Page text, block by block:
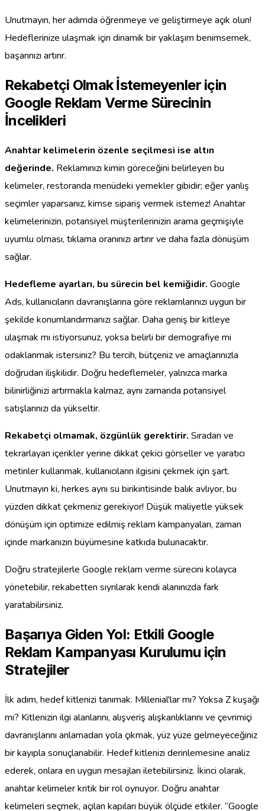
Unutmayın, her adımda öğrenmeye ve geliştirmeye açık olun!
Hedeflerinize ulaşmak için dinamik bir yaklaşım benimsemek,
başarınızı artırır.
Rekabetçi Olmak İstemeyenler için
Google Reklam Verme Sürecinin
İncelikleri
Anahtar kelimelerin özenle seçilmesi ise altın
değerinde. Reklamınızı kimin göreceğini belirleyen bu
kelimeler, restoranda menüdeki yemekler gibidir; eğer yanlış
seçimler yaparsanız, kimse sipariş vermek istemez! Anahtar
kelimelerinizin, potansiyel müşterilerinizin arama geçmişiyle
uyumlu olması, tıklama oranınızı artırır ve daha fazla dönüşüm
sağlar.
Hedefleme ayarları, bu sürecin bel kemiğidir. Google
Ads, kullanıcıların davranışlarına göre reklamlarınızı uygun bir
şekilde konumlandırmanızı sağlar. Daha geniş bir kitleye
ulaşmak mı istiyorsunuz, yoksa belirli bir demografiye mi
odaklanmak istersiniz? Bu tercih, bütçeniz ve amaçlarınızla
doğrudan ilişkilidir. Doğru hedeflemeler, yalnızca marka
bilinirliğinizi artırmakla kalmaz, aynı zamanda potansiyel
satışlarınızı da yükseltir.
Rekabetçi olmamak, özgünlük gerektirir. Sıradan ve
tekrarlayan içerikler yerine dikkat çekici görseller ve yaratıcı
metinler kullanmak, kullanıcıların ilgisini çekmek için şart.
Unutmayın ki, herkes aynı su birikintisinde balık avlıyor, bu
yüzden dikkat çekmeniz gerekiyor! Düşük maliyetle yüksek
dönüşüm için optimize edilmiş reklam kampanyaları, zaman
içinde markanızın büyümesine katkıda bulunacaktır.
Doğru stratejilerle Google reklam verme sürecini kolayca
yönetebilir, rekabetten sıyrılarak kendi alanınızda fark
yaratabilirsiniz.
Başarıya Giden Yol: Etkili Google
Reklam Kampanyası Kurulumu için
Stratejiler
İlk adım, hedef kitlenizi tanımak. Millenial'lar mı? Yoksa Z kuşağı
mı? Kitlenizin ilgi alanlarını, alışveriş alışkanlıklarını ve çevrimiçi
davranışlarını anlamadan yola çıkmak, yüz yüze gelmeyeceğiniz
bir kayıpla sonuçlanabilir. Hedef kitlenizi derinlemesine analiz
ederek, onlara en uygun mesajları iletebilirsiniz. İkinci olarak,
anahtar kelimeler kritik bir rol oynuyor. Doğru anahtar
kelimeleri seçmek, açılan kapıları büyük ölçüde etkiler. “Google